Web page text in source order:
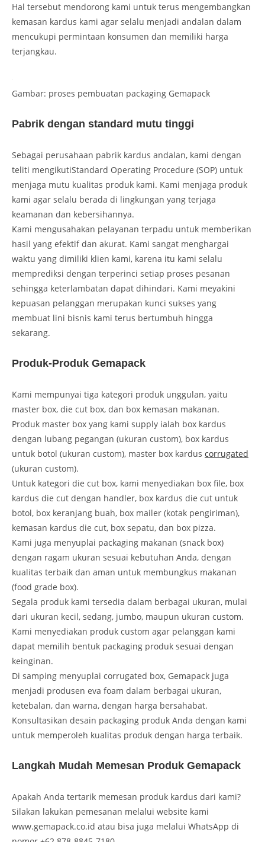
Hal tersebut mendorong kami untuk terus mengembangkan
kemasan kardus kami agar selalu menjadi andalan dalam
mencukupi permintaan konsumen dan memiliki harga
terjangkau.
Gambar: proses pembuatan packaging Gemapack
Pabrik dengan standard mutu tinggi
Sebagai perusahaan pabrik kardus andalan, kami dengan
teliti mengikutiStandard Operating Procedure (SOP) untuk
menjaga mutu kualitas produk kami. Kami menjaga produk
kami agar selalu berada di lingkungan yang terjaga
keamanan dan kebersihannya.
Kami mengusahakan pelayanan terpadu untuk memberikan
hasil yang efektif dan akurat. Kami sangat menghargai
waktu yang dimiliki klien kami, karena itu kami selalu
memprediksi dengan terperinci setiap proses pesanan
sehingga keterlambatan dapat dihindari. Kami meyakini
kepuasan pelanggan merupakan kunci sukses yang
membuat lini bisnis kami terus bertumbuh hingga
sekarang.
Produk-Produk Gemapack
Kami mempunyai tiga kategori produk unggulan, yaitu
master box, die cut box, dan box kemasan makanan.
Produk master box yang kami supply ialah box kardus
dengan lubang pegangan (ukuran custom), box kardus
untuk botol (ukuran custom), master box kardus corrugated
(ukuran custom).
Untuk kategori die cut box, kami menyediakan box file, box
kardus die cut dengan handler, box kardus die cut untuk
botol, box keranjang buah, box mailer (kotak pengiriman),
kemasan kardus die cut, box sepatu, dan box pizza.
Kami juga menyuplai packaging makanan (snack box)
dengan ragam ukuran sesuai kebutuhan Anda, dengan
kualitas terbaik dan aman untuk membungkus makanan
(food grade box).
Segala produk kami tersedia dalam berbagai ukuran, mulai
dari ukuran kecil, sedang, jumbo, maupun ukuran custom.
Kami menyediakan produk custom agar pelanggan kami
dapat memilih bentuk packaging produk sesuai dengan
keinginan.
Di samping menyuplai corrugated box, Gemapack juga
menjadi produsen eva foam dalam berbagai ukuran,
ketebalan, dan warna, dengan harga bersahabat.
Konsultasikan desain packaging produk Anda dengan kami
untuk memperoleh kualitas produk dengan harga terbaik.
Langkah Mudah Memesan Produk Gemapack
Apakah Anda tertarik memesan produk kardus dari kami?
Silakan lakukan pemesanan melalui website kami
www.gemapack.co.id atau bisa juga melalui WhatsApp di